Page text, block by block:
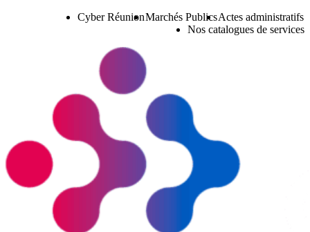
Cyber RéunionMarchés PublicsActes administratifs
Nos catalogues de services